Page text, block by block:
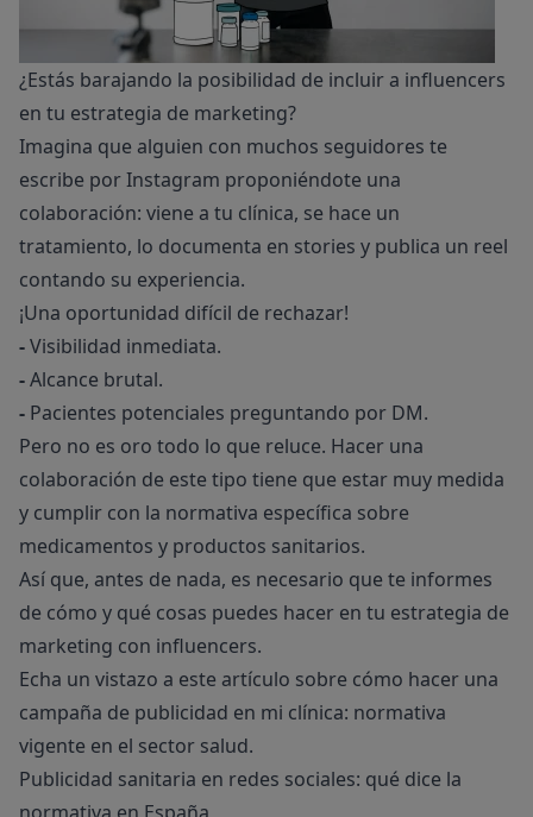
¿Estás barajando la posibilidad de incluir a influencers
en tu estrategia de marketing?
Imagina que alguien con muchos seguidores te
escribe por Instagram proponiéndote una
colaboración: viene a tu clínica, se hace un
tratamiento, lo documenta en stories y publica un reel
contando su experiencia.
¡Una oportunidad difícil de rechazar!
-Visibilidad inmediata.
-Alcance brutal.
- Pacientes potenciales preguntando por DM.
Pero no es oro todo lo que reluce. Hacer una
colaboración de este tipo tiene que estar muy medida
y cumplir con la normativa específica sobre
medicamentos y productos sanitarios.
Así que, antes de nada, es necesario que te informes
de cómo y qué cosas puedes hacer en tu estrategia de
marketing con influencers.
Echa un vistazo a este artículo sobre cómo hacer una
campaña de publicidad en mi clínica: normativa
vigente en el sector salud.
Publicidad sanitaria en redes sociales: qué dice la